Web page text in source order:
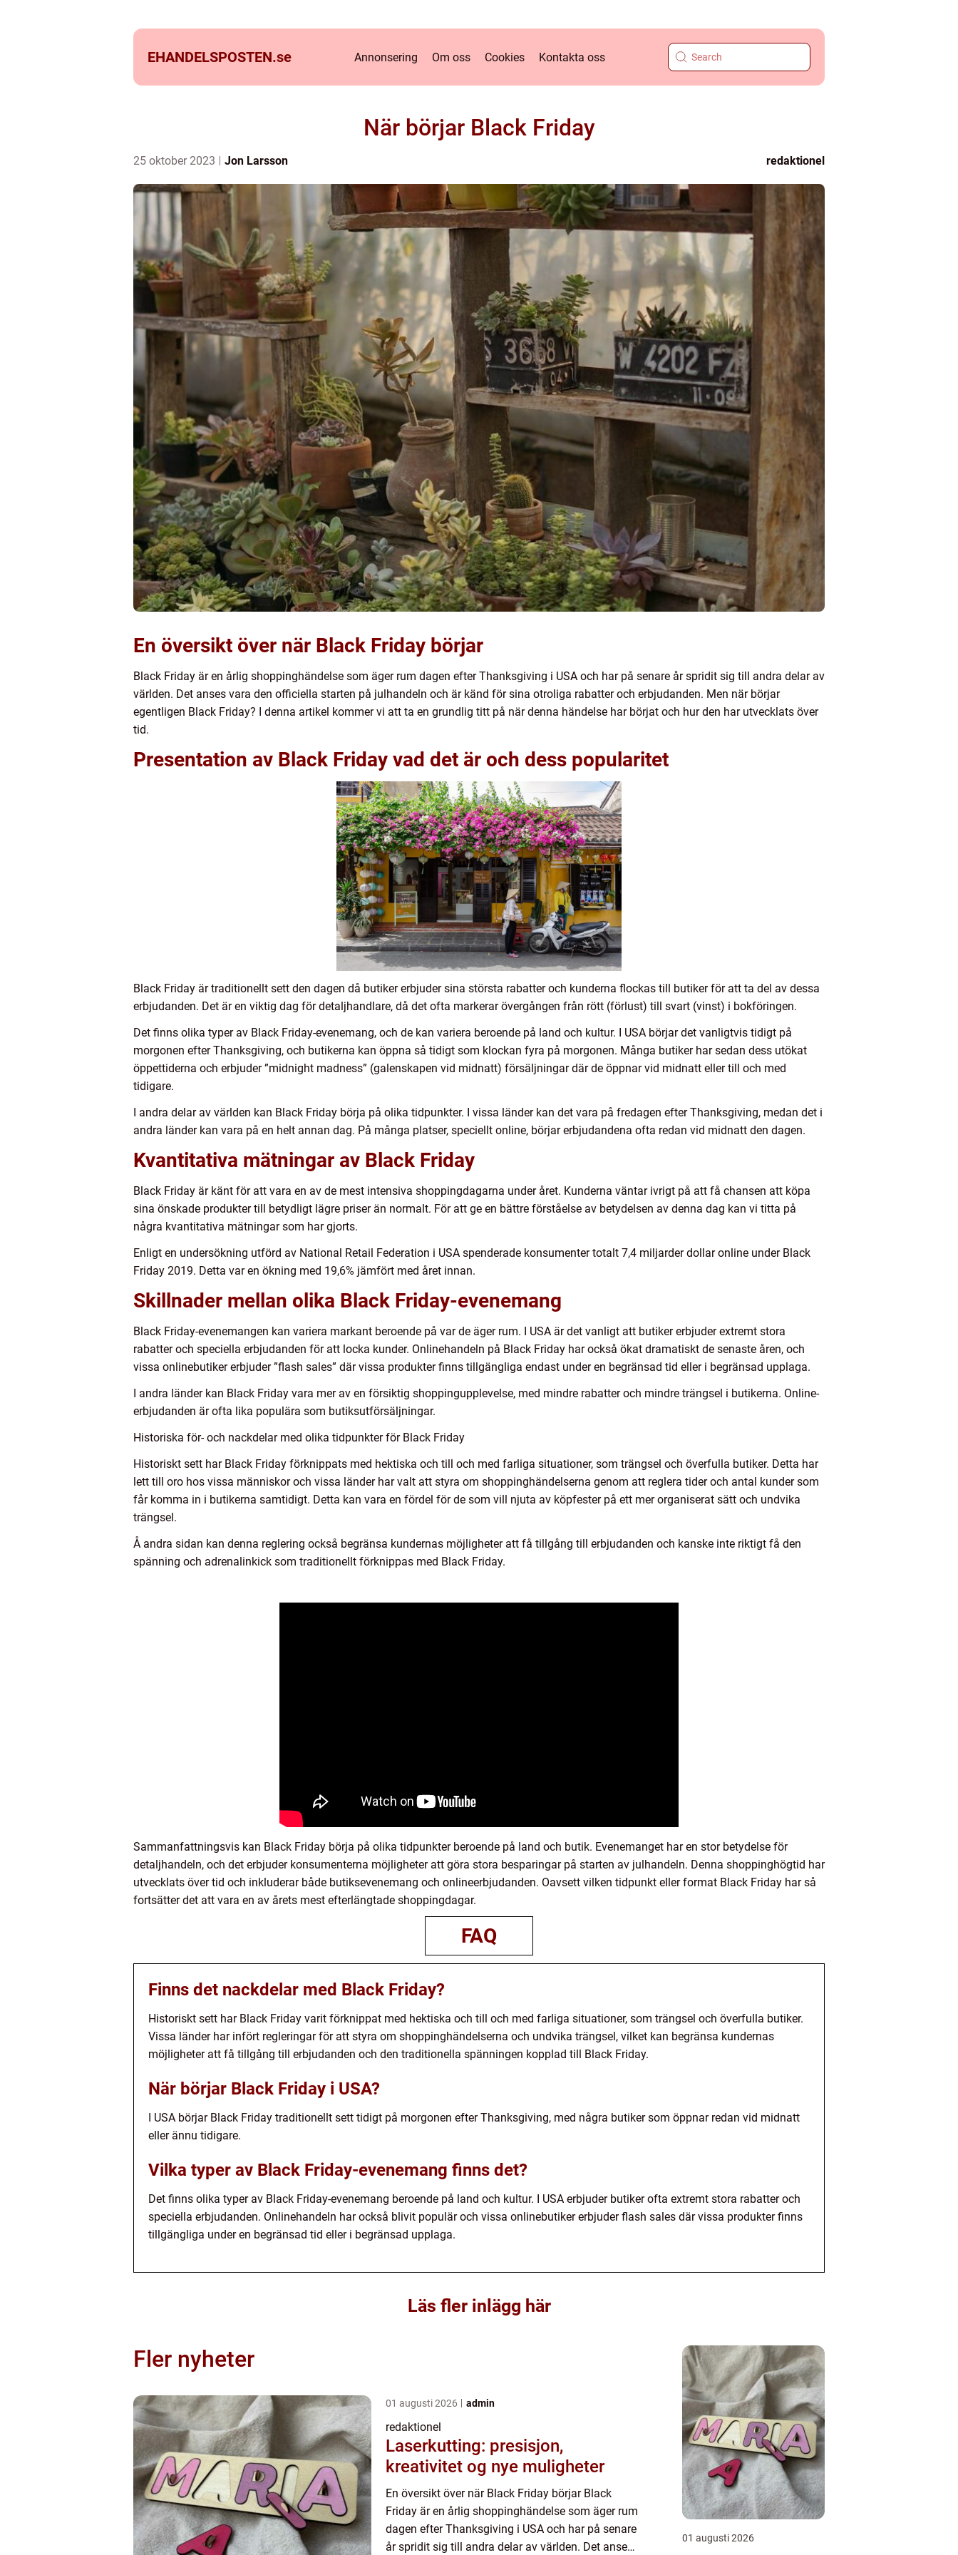
EHANDELSPOSTEN.se Annonsering Om oss Cookies Kontakta oss
När börjar Black Friday
25 oktober 2023 Jon Larsson redaktionel
En översikt över när Black Friday börjar
Black Friday är en årlig shoppinghändelse som äger rum dagen efter Thanksgiving i USA och har på senare år spridit sig till andra delar av
världen. Det anses vara den officiella starten på julhandeln och är känd för sina otroliga rabatter och erbjudanden. Men när börjar
egentligen Black Friday? I denna artikel kommer vi att ta en grundlig titt på när denna händelse har börjat och hur den har utvecklats över
tid.
Presentation av Black Friday vad det är och dess popularitet
Black Friday är traditionellt sett den dagen då butiker erbjuder sina största rabatter och kunderna flockas till butiker för att ta del av dessa
erbjudanden. Det är en viktig dag för detaljhandlare, då det ofta markerar övergången från rött (förlust) till svart (vinst) i bokföringen.
Det finns olika typer av Black Friday-evenemang, och de kan variera beroende på land och kultur. I USA börjar det vanligtvis tidigt på
morgonen efter Thanksgiving, och butikerna kan öppna så tidigt som klockan fyra på morgonen. Många butiker har sedan dess utökat
öppettiderna och erbjuder ”midnight madness” (galenskapen vid midnatt) försäljningar där de öppnar vid midnatt eller till och med
tidigare.
I andra delar av världen kan Black Friday börja på olika tidpunkter. I vissa länder kan det vara på fredagen efter Thanksgiving, medan det i
andra länder kan vara på en helt annan dag. På många platser, speciellt online, börjar erbjudandena ofta redan vid midnatt den dagen.
Kvantitativa mätningar av Black Friday
Black Friday är känt för att vara en av de mest intensiva shoppingdagarna under året. Kunderna väntar ivrigt på att få chansen att köpa
sina önskade produkter till betydligt lägre priser än normalt. För att ge en bättre förståelse av betydelsen av denna dag kan vi titta på
några kvantitativa mätningar som har gjorts.
Enligt en undersökning utförd av National Retail Federation i USA spenderade konsumenter totalt 7,4 miljarder dollar online under Black
Friday 2019. Detta var en ökning med 19,6% jämfört med året innan.
Skillnader mellan olika Black Friday-evenemang
Black Friday-evenemangen kan variera markant beroende på var de äger rum. I USA är det vanligt att butiker erbjuder extremt stora
rabatter och speciella erbjudanden för att locka kunder. Onlinehandeln på Black Friday har också ökat dramatiskt de senaste åren, och
vissa onlinebutiker erbjuder ”flash sales” där vissa produkter finns tillgängliga endast under en begränsad tid eller i begränsad upplaga.
I andra länder kan Black Friday vara mer av en försiktig shoppingupplevelse, med mindre rabatter och mindre trängsel i butikerna. Online-
erbjudanden är ofta lika populära som butiksutförsäljningar.
Historiska för- och nackdelar med olika tidpunkter för Black Friday
Historiskt sett har Black Friday förknippats med hektiska och till och med farliga situationer, som trängsel och överfulla butiker. Detta har
lett till oro hos vissa människor och vissa länder har valt att styra om shoppinghändelserna genom att reglera tider och antal kunder som
får komma in i butikerna samtidigt. Detta kan vara en fördel för de som vill njuta av köpfester på ett mer organiserat sätt och undvika
trängsel.
Å andra sidan kan denna reglering också begränsa kundernas möjligheter att få tillgång till erbjudanden och kanske inte riktigt få den
spänning och adrenalinkick som traditionellt förknippas med Black Friday.
Sammanfattningsvis kan Black Friday börja på olika tidpunkter beroende på land och butik. Evenemanget har en stor betydelse för
detaljhandeln, och det erbjuder konsumenterna möjligheter att göra stora besparingar på starten av julhandeln. Denna shoppinghögtid har
utvecklats över tid och inkluderar både butiksevenemang och onlineerbjudanden. Oavsett vilken tidpunkt eller format Black Friday har så
fortsätter det att vara en av årets mest efterlängtade shoppingdagar.
FAQ
Finns det nackdelar med Black Friday?
Historiskt sett har Black Friday varit förknippat med hektiska och till och med farliga situationer, som trängsel och överfulla butiker.
Vissa länder har infört regleringar för att styra om shoppinghändelserna och undvika trängsel, vilket kan begränsa kundernas
möjligheter att få tillgång till erbjudanden och den traditionella spänningen kopplad till Black Friday.
När börjar Black Friday i USA?
I USA börjar Black Friday traditionellt sett tidigt på morgonen efter Thanksgiving, med några butiker som öppnar redan vid midnatt
eller ännu tidigare.
Vilka typer av Black Friday-evenemang finns det?
Det finns olika typer av Black Friday-evenemang beroende på land och kultur. I USA erbjuder butiker ofta extremt stora rabatter och
speciella erbjudanden. Onlinehandeln har också blivit populär och vissa onlinebutiker erbjuder flash sales där vissa produkter finns
tillgängliga under en begränsad tid eller i begränsad upplaga.
Läs fler inlägg här
Fler nyheter
01 augusti 2026 admin
redaktionel
Laserkutting: presisjon,
kreativitet og nye muligheter
En översikt över när Black Friday börjar Black
Friday är en årlig shoppinghändelse som äger rum
dagen efter Thanksgiving i USA och har på senare
år spridit sig till andra delar av världen. Det anses
01 augusti 2026